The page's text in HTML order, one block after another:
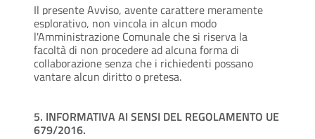
Il presente Avviso, avente carattere meramente
esplorativo, non vincola in alcun modo
l'Amministrazione Comunale che si riserva la
facoltà di non procedere ad alcuna forma di
collaborazione senza che i richiedenti possano
vantare alcun diritto o pretesa.
5. INFORMATIVA AI SENSI DEL REGOLAMENTO UE
679/2016.